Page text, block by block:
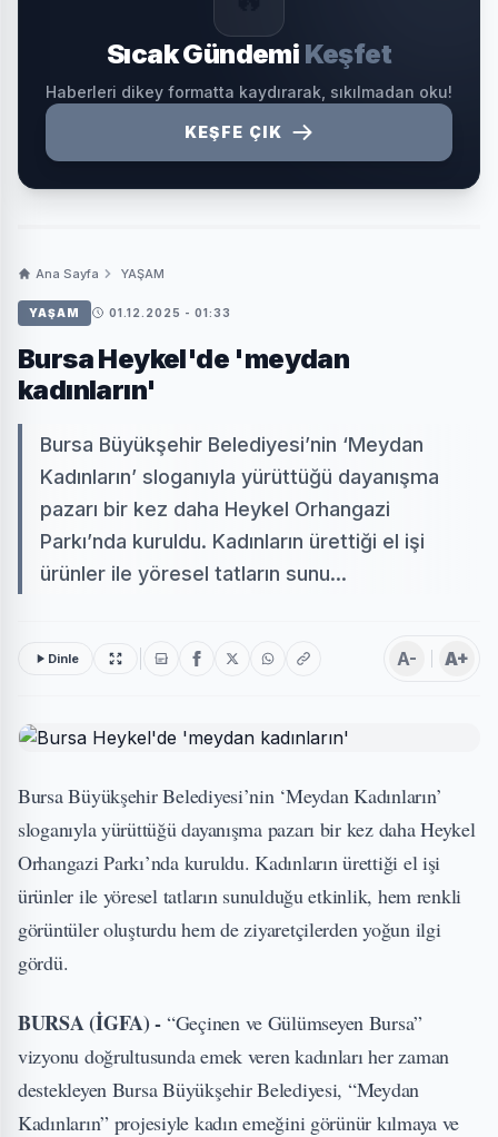
Sıcak Gündemi Keşfet
Haberleri dikey formatta kaydırarak, sıkılmadan oku!
KEŞFE ÇIK
Ana Sayfa YAŞAM
YAŞAM 01.12.2025 - 01:33
Bursa Heykel'de 'meydan
kadınların'
Bursa Büyükşehir Belediyesi’nin ‘Meydan
Kadınların’ sloganıyla yürüttüğü dayanışma
pazarı bir kez daha Heykel Orhangazi
Parkı’nda kuruldu. Kadınların ürettiği el işi
ürünler ile yöresel tatların sunu...
Dinle A- A+
Bursa Büyükşehir Belediyesi’nin ‘Meydan Kadınların’
sloganıyla yürüttüğü dayanışma pazarı bir kez daha Heykel
Orhangazi Parkı’nda kuruldu. Kadınların ürettiği el işi
ürünler ile yöresel tatların sunulduğu etkinlik, hem renkli
görüntüler oluşturdu hem de ziyaretçilerden yoğun ilgi
gördü.
BURSA (İGFA) - “Geçinen ve Gülümseyen Bursa”
vizyonu doğrultusunda emek veren kadınları her zaman
destekleyen Bursa Büyükşehir Belediyesi, “Meydan
Kadınların” projesiyle kadın emeğini görünür kılmaya ve